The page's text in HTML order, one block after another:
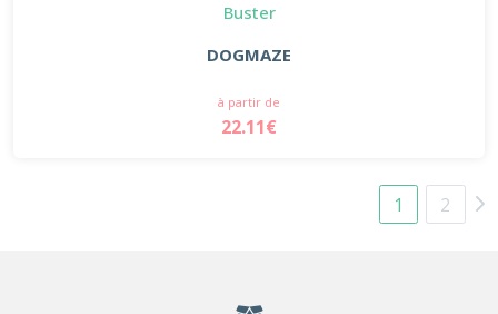
Buster
DOGMAZE
à partir de
22.11€
1 2